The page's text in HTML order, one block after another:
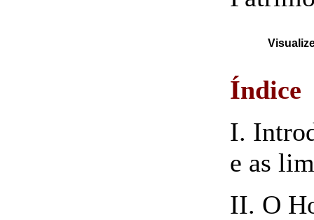
Índice
I.
e as
II. O